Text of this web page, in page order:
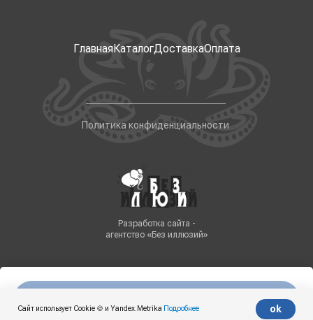
Сайт использует Cookie 🍪 и Yandex.Metrika Подробнее ok
ГлавнаяКаталогДоставкаОплата
Политика конфиденциальности
Разработка сайта -
агентство «Без иллюзий»
Made on Tilda